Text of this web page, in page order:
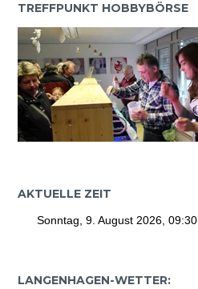
TREFFPUNKT HOBBYBÖRSE
AKTUELLE ZEIT
LANGENHAGEN-WETTER: